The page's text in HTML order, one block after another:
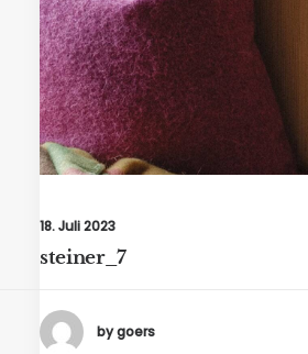
18. Juli 2023
steiner_7
by goers